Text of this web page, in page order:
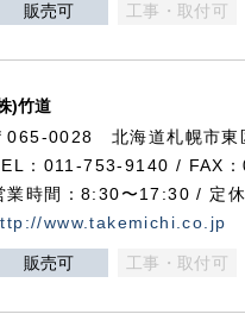
販売可 工事・取付可
)竹道
065-0028 北海道札幌市東
：011-753-9140 / FAX
業時間：8:30〜17:30 / 定休
www.takemichi.co.jp
販売可 工事・取付可